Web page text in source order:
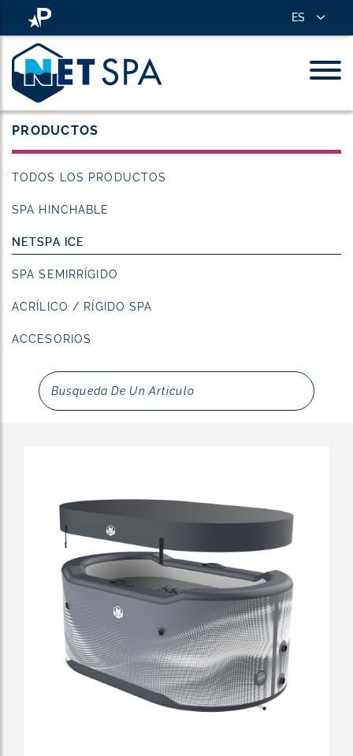
ES
PRODUCTOS
TODOS LOS PRODUCTOS
SPA HINCHABLE
NETSPA ICE
SPA SEMIRRÍGIDO
ACRÍLICO / RÍGIDO SPA
ACCESORIOS